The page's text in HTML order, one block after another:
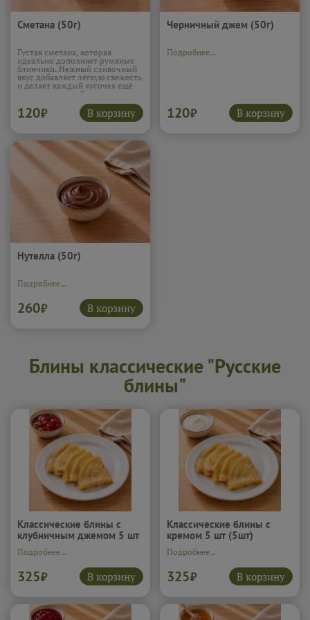
Сметана (50г)
Густая сметана, которая
идеально дополняет румяные
блинчики. Нежный сливочный
вкус добавляет лёгкую свежесть
и делает каждый кусочек ещё
мягче и сочнее. Классическое
сочетание, без которого многие
просто не представляют
настоящие блины.Подробнее...
120₽ В корзину
Черничный джем (50г)
Подробнее...
120₽ В корзину
Нутелла (50г)
Подробнее...
260₽ В корзину
Блины классические "Русские
блины"
Классические блины с
клубничным джемом 5 шт
(5шт)
Подробнее...
325₽ В корзину
Классические блины с
кремом 5 шт (5шт)
Подробнее...
325₽ В корзину